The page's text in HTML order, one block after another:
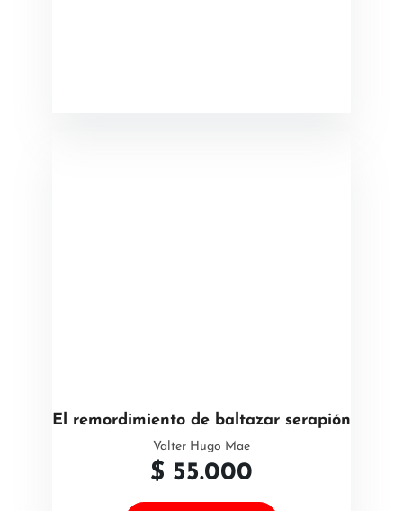
El remordimiento de baltazar serapión
Valter Hugo Mae
$ 55.000